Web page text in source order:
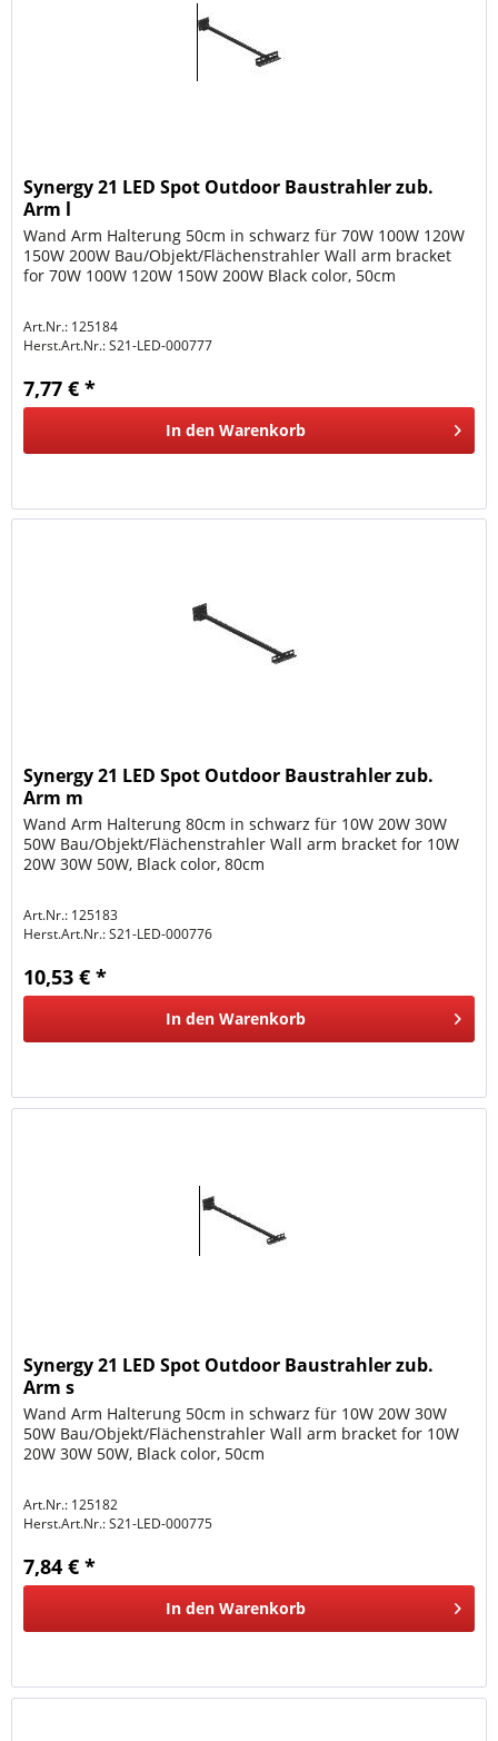
Synergy 21 LED Spot Outdoor Baustrahler zub.
Arm l
Wand Arm Halterung 50cm in schwarz für 70W 100W 120W
150W 200W Bau/Objekt/Flächenstrahler Wall arm bracket
for 70W 100W 120W 150W 200W Black color, 50cm
Art.Nr.: 125184
Herst.Art.Nr.:S21-LED-000777
7,77 € *
In den Warenkorb
Synergy 21 LED Spot Outdoor Baustrahler zub.
Arm m
Wand Arm Halterung 80cm in schwarz für 10W 20W 30W
50W Bau/Objekt/Flächenstrahler Wall arm bracket for 10W
20W 30W 50W, Black color, 80cm
Art.Nr.: 125183
Herst.Art.Nr.:S21-LED-000776
10,53 € *
In den Warenkorb
Synergy 21 LED Spot Outdoor Baustrahler zub.
Arm s
Wand Arm Halterung 50cm in schwarz für 10W 20W 30W
50W Bau/Objekt/Flächenstrahler Wall arm bracket for 10W
20W 30W 50W, Black color, 50cm
Art.Nr.: 125182
Herst.Art.Nr.:S21-LED-000775
7,84 € *
In den Warenkorb